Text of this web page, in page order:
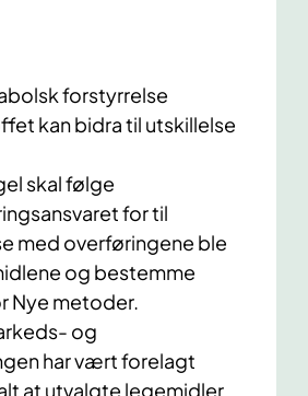
forstyrrelse
kan bidra til utskillelse
skal følge
for til
med overføringene ble
og bestemme
Nye metoder.
og
har vært forelagt
at utvalgte legemidler